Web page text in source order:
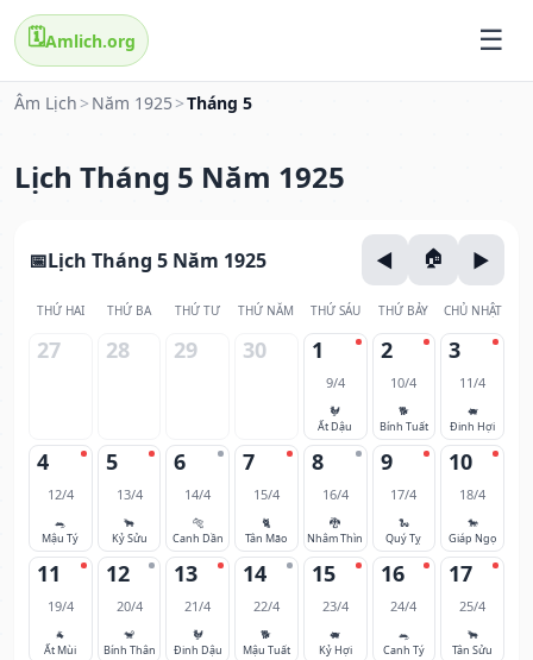
🗓️Amlich.org
Âm Lịch > Năm 1925 >Tháng 5
Lịch Tháng 5 Năm 1925
Lịch Tháng 5 Năm 1925
THỨ HAI THỨ BA THỨ TƯ THỨ NĂM THỨ SÁU THỨ BẢY CHỦ NHẬT
27 28 29 30 1
9/4
🐓
Ất Dậu
2
10/4
🐕
Bính Tuất
3
11/4
🐖
Đinh Hợi
4
12/4
🐀
Mậu Tý
5
13/4
🐂
Kỷ Sửu
6
14/4
🐅
Canh Dần
7
15/4
🐈
Tân Mão
8
16/4
🐉
Nhâm Thìn
9
17/4
🐍
Quý Tỵ
10
18/4
🐎
Giáp Ngọ
11
19/4
🐐
Ất Mùi
12
20/4
🐒
Bính Thân
13
21/4
🐓
Đinh Dậu
14
22/4
🐕
Mậu Tuất
15
23/4
🐖
Kỷ Hợi
16
24/4
🐀
Canh Tý
17
25/4
🐂
Tân Sửu